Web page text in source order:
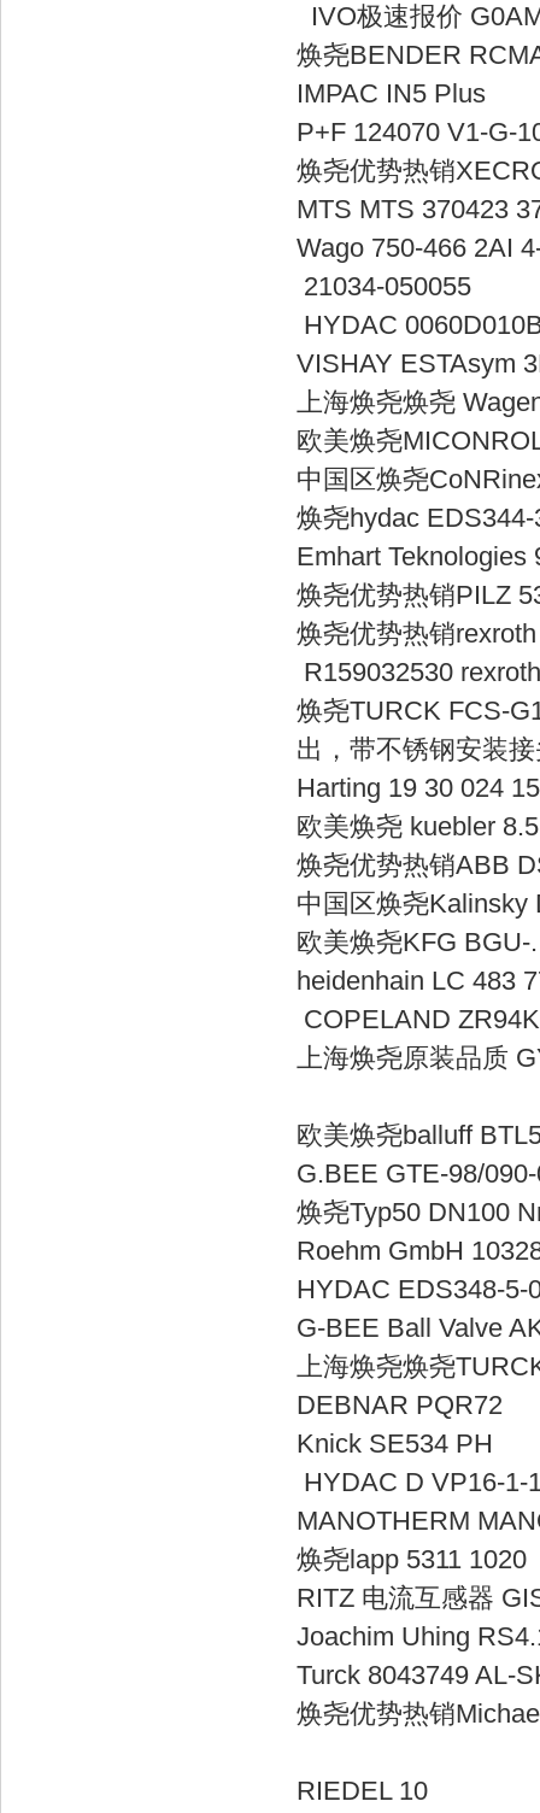
IVO极速报价
焕尧
IMPAC
P+F 124070
焕尧优势热销
MTS MTS
Wago 750-
21034-
HYDAC
VISHAY
上海焕尧焕尧
欧美焕尧
中国区焕尧
焕尧hydac
Emhart
焕尧优势热
焕尧优势热销
焕尧TURCK FCS-
出，带不
Harting 19
欧美焕尧
焕尧优势热销
中国区焕尧
欧美焕尧KFG
heidenhain
上海焕尧原装品
欧美焕尧
G.BEE
焕尧Typ50
Roehm
HYDAC
G-BEE Ball
上海焕尧焕尧
DEBNAR
Knick
HYDAC D
MANOTHERM
焕尧lapp
RITZ 电流互
Joachim
Turck
焕尧优势热销